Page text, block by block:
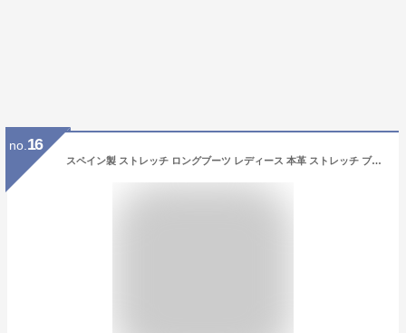
no. 16
スペイン製 ストレッチ ロングブーツ レディース 本革 ストレッチ ブーツ スエード レザー 大きい 筒 周り ゆったり 40cm ゴム ロング ローヒール ブランド サイド ファスナー ふくらはぎ 大きい おすすめ 歩きやすい 疲れない 黒 ブラック ブラウン 茶色 大きいサイズ 26cm